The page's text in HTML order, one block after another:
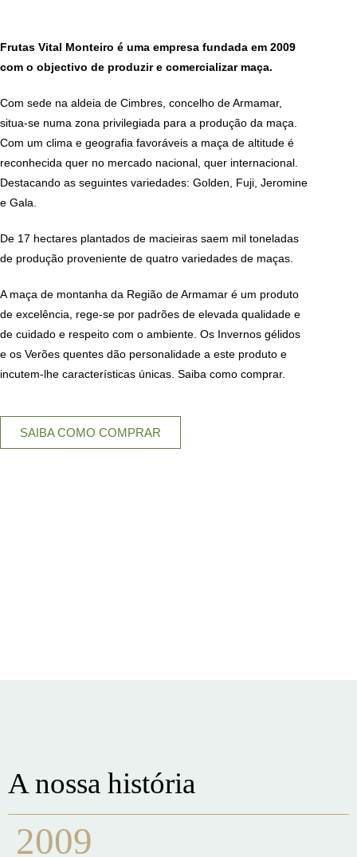
Frutas Vital Monteiro é uma empresa fundada em 2009
com o objectivo de produzir e comercializar maça.
Com sede na aldeia de Cimbres, concelho de Armamar,
situa-se numa zona privilegiada para a produção da maça.
Com um clima e geografia favoráveis a maça de altitude é
reconhecida quer no mercado nacional, quer internacional.
Destacando as seguintes variedades: Golden, Fuji, Jeromine
e Gala.
De 17 hectares plantados de macieiras saem mil toneladas
de produção proveniente de quatro variedades de maças.
A maça de montanha da Região de Armamar é um produto
de excelência, rege-se por padrões de elevada qualidade e
de cuidado e respeito com o ambiente. Os Invernos gélidos
e os Verões quentes dão personalidade a este produto e
incutem-lhe características únicas. Saiba como comprar.
SAIBA COMO COMPRAR
A nossa história
2009